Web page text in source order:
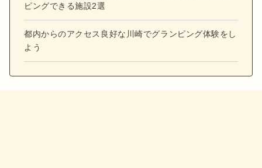
ピングできる施設2選
都内からのアクセス良好な川崎でグランピング体験をし
よう